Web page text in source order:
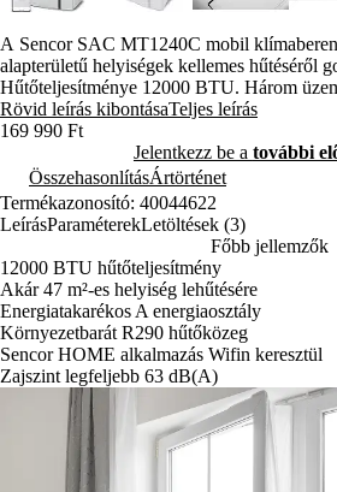
A Sencor SAC MT1240C mobil
alapterületű helyiségek kellemes hűtéséről
Hűtőteljesítménye 12000 BTU. Három
párátlanítás és szellőztetés.
Rövid leírás kibontásaTeljes leírás
169 990 Ft
Jelentkezz be a további
ÖsszehasonlításÁrtörténet
Termékazonosító: 40044622
LeírásParaméterekLetöltések (3)
Főbb jellemzők
12000 BTU hűtőteljesítmény
Akár 47 m²-es helyiség lehűtésére
Energiatakarékos A energiaosztály
Környezetbarát R290 hűtőközeg
Sencor HOME alkalmazás Wifin keresztül
Zajszint legfeljebb 63 dB(A)